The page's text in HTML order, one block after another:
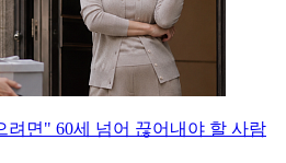
려면" 60세 넘어 끊어내야 할 사람